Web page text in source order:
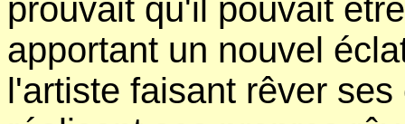
prouvait qu'il pouvait
apportant un nouvel
l'artiste faisant rêver